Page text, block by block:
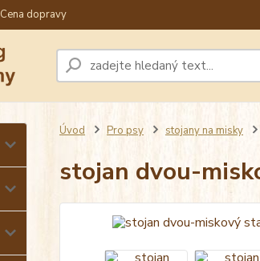
Cena dopravy
Úvod Pro psy stojany na misky
stojan dvou-